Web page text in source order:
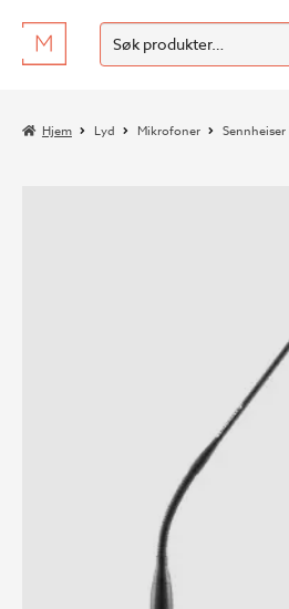
Hopp
til
Hopp
til
Søk
etter:
SØK
Hjem Lyd Mikrofoner